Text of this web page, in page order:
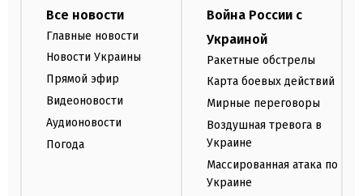
Все новости
Главные новости
Новости Украины
Прямой эфир
Видеоновости
Аудионовости
Погода
Война России с
Украиной
Ракетные обстрелы
Карта боевых действий
Мирные переговоры
Воздушная тревога в
Украине
Массированная атака по
Украине